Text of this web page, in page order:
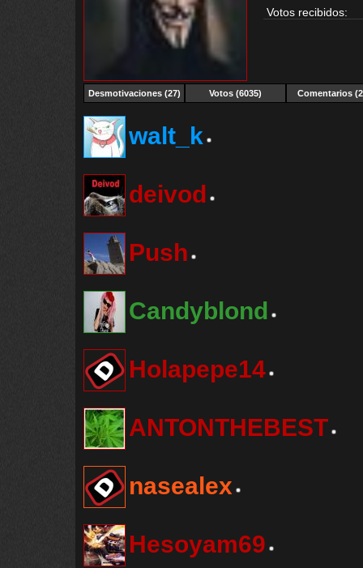
Votos recibidos:
Desmotivaciones (27) Votos (6035) Comentarios
walt_k
deivod
Push
Candyblond
Holapepe14
ANTONTHEBEST
nasealex
Hesoyam69